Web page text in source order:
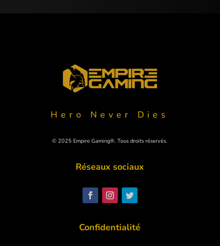
Hero Never Dies
© 2025 Empire Gaming®. Tous droits réservés.
Réseaux sociaux
Confidentialité